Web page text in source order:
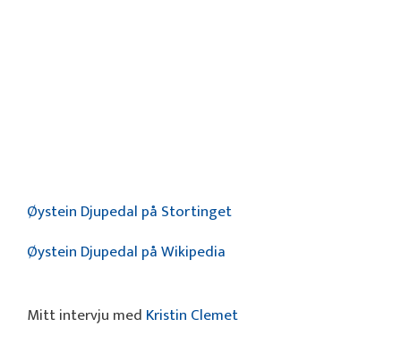
Øystein Djupedal på Stortinget
Øystein Djupedal på Wikipedia
Mitt intervju med Kristin Clemet